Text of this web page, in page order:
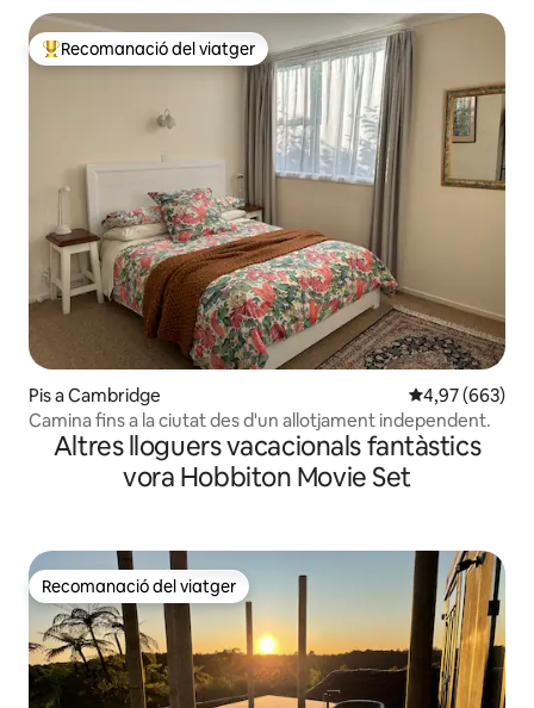
Principals recomanacions dels viatgers
Recomanació del viatger
Pis a Cambridge 4,97 de
4,97 (663)
Camina fins a la ciutat des d'un allotjament independent.
Altres lloguers vacacionals fantàstics
vora Hobbiton Movie Set
Recomanació del viatger
Recomanació del viatger